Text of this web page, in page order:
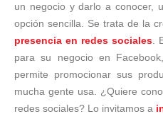
un negocio y darlo a conocer,
opción sencilla. Se trata de la
presencia en redes sociales .
para su negocio en
permite promocionar sus
mucha gente usa. ¿Quiere
redes sociales? Lo invitamos a